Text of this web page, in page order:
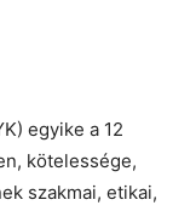
egyike a 12
kötelessége,
szakmai, etikai,